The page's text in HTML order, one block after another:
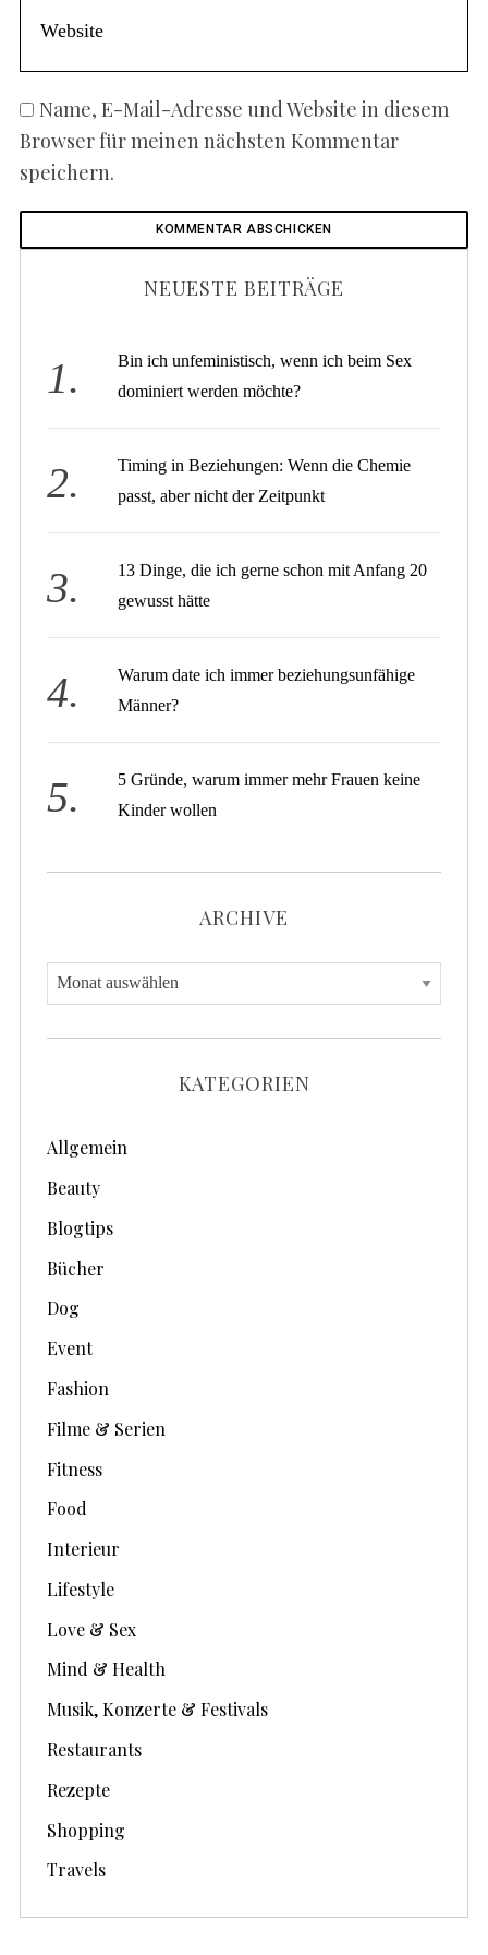
Name, E-Mail-Adresse und Website in diesem
Browser für meinen nächsten Kommentar
speichern.
NEUESTE BEITRÄGE
Bin ich unfeministisch, wenn ich beim Sex
dominiert werden möchte?
Timing in Beziehungen: Wenn die Chemie
passt, aber nicht der Zeitpunkt
13 Dinge, die ich gerne schon mit Anfang 20
gewusst hätte
Warum date ich immer beziehungsunfähige
Männer?
5 Gründe, warum immer mehr Frauen keine
Kinder wollen
ARCHIVE
A
r
c
e
KATEGORIEN
Allgemein
Beauty
Blogtips
Bücher
Dog
Event
Fashion
Filme & Serien
Fitness
Food
Interieur
Lifestyle
Love & Sex
Mind & Health
Musik, Konzerte & Festivals
Restaurants
Rezepte
Shopping
Travels